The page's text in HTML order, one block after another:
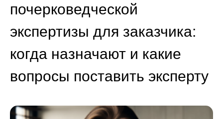
почерковедческой
экспертизы для заказчика:
когда назначают и какие
вопросы поставить эксперту